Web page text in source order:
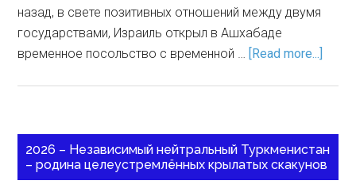
назад, в свете позитивных отношений между двумя
государствами, Израиль открыл в Ашхабаде
временное посольство с временной … [Read more...]
2026 – Независимый нейтральный Туркменистан
– родина целеустремлённых крылатых скакунов